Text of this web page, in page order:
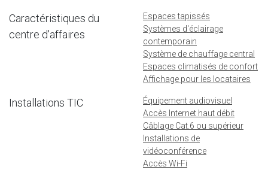
Caractéristiques du
centre d'affaires
Espaces tapissés
Systèmes d'éclairage
contemporain
Système de chauffage central
Espaces climatisés de confort
Affichage pour les locataires
Installations TIC
Équipement audiovisuel
Accès Internet haut débit
Câblage Cat.6 ou supérieur
Installations de
vidéoconférence
Accès Wi-Fi